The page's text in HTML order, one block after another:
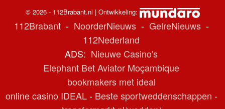
© 2026 - 112Brabant.nl | Ontwikkeling:
112Brabant - NoorderNieuws - GelreNieuws -
112Nederland
ADS: Nieuwe Casino's
Elephant Bet Aviator Moçambique
bookmakers met ideal
online casino IDEAL- Beste sportweddenschappen -